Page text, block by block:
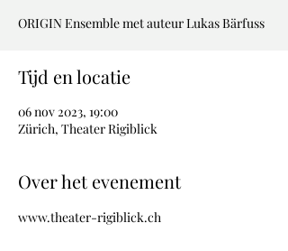
ORIGIN Ensemble met auteur Lukas Bärfuss
Tijd en locatie
06 nov 2023, 19:00
Zürich, Theater Rigiblick
Over het evenement
www.theater-rigiblick.ch